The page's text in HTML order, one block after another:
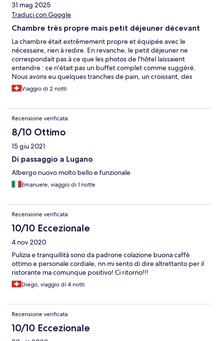
31 mag 2025
Traduci con Google
Chambre très propre mais petit déjeuner décevant
La chambre était extrêmement propre et équipée avec le
nécessaire, rien à redire. En revanche, le petit déjeuner ne
correspondait pas à ce que les photos de l'hôtel laissaient
entendre : ce n'était pas un buffet complet comme suggéré.
Nous avons eu quelques tranches de pain, un croissant, des
condiments, un jus. UN plateau de fruits et des œufs en libre
service. Cela reste correct, mais nous nous attendions à plus de
ce côté-là.
Viaggio di 2 notti
Recensione verificata
8/10 Ottimo
15 giu 2021
Di passaggio a Lugano
Albergo nuovo molto bello e funzionale
Emanuele, viaggio di 1 notte
Recensione verificata
10/10 Eccezionale
4 nov 2020
Pulizia e tranquillità sono da padrone colazione buona caffè
ottimo e personale cordiale, nn mi sento di dire altrettanto per il
ristorante ma comunque positivo! Ci ritorno!!!
Diego, viaggio di 4 notti
Recensione verificata
10/10 Eccezionale